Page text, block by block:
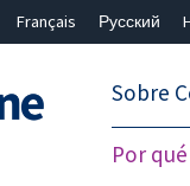
Français Русский
Sobre
Por